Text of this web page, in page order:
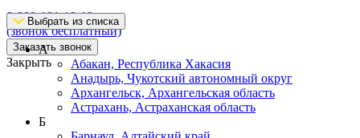
8-800-101-19-19
(звонок бесплатный)
Заказать звонок
Закрыть
Выбрать из списка
А
Абакан, Республика Хакасия
Анадырь, Чукотский автономный округ
Архангельск, Архангельская область
Астрахань, Астраханская область
Б